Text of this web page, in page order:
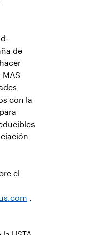
de
MAS
con la
el
.